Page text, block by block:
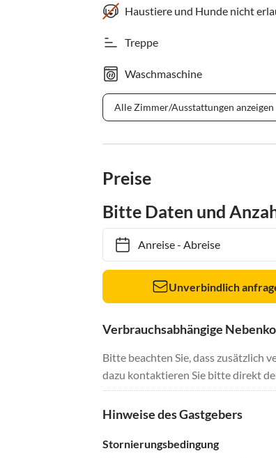
Haustiere und Hunde nicht
Treppe
Waschmaschine
Alle Zimmer/Ausstattungen anzeigen
Preise
Bitte Daten und
Anreise- Abreise
Unverbindlich
Verbrauchsabhängige
Bitte beachten Sie, dass zusätzlich
dazu kontaktieren Sie bitte direkt
Hinweise des Gastgebers
Stornierungsbedingung